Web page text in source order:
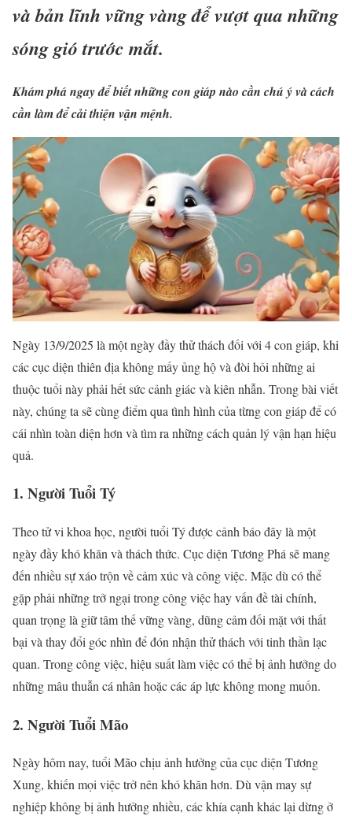
và bản lĩnh vững vàng để vượt qua những
sóng gió trước mắt.
Khám phá ngay để biết những con giáp nào cần chú ý và cách
cần làm để cải thiện vận mệnh.
Ngày 13/9/2025 là một ngày đầy thử thách đối với 4 con giáp, khi
các cục diện thiên địa không mấy ủng hộ và đòi hỏi những ai
thuộc tuổi này phải hết sức cảnh giác và kiên nhẫn. Trong bài viết
này, chúng ta sẽ cùng điểm qua tình hình của từng con giáp để có
cái nhìn toàn diện hơn và tìm ra những cách quản lý vận hạn hiệu
quả.
1. Người Tuổi Tý
Theo tử vi khoa học, người tuổi Tý được cảnh báo đây là một
ngày đầy khó khăn và thách thức. Cục diện Tương Phá sẽ mang
đến nhiều sự xáo trộn về cảm xúc và công việc. Mặc dù có thể
gặp phải những trở ngại trong công việc hay vấn đề tài chính,
quan trọng là giữ tâm thế vững vàng, dũng cảm đối mặt với thất
bại và thay đổi góc nhìn để đón nhận thử thách với tinh thần lạc
quan. Trong công việc, hiệu suất làm việc có thể bị ảnh hưởng do
những mâu thuẫn cá nhân hoặc các áp lực không mong muốn.
2. Người Tuổi Mão
Ngày hôm nay, tuổi Mão chịu ảnh hưởng của cục diện Tương
Xung, khiến mọi việc trở nên khó khăn hơn. Dù vận may sự
nghiệp không bị ảnh hưởng nhiều, các khía cạnh khác lại dừng ở